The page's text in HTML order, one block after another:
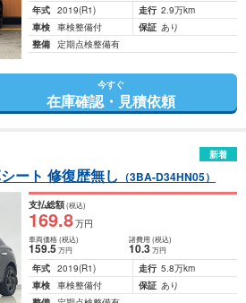
年式 2019(R1) 走行 2.9万km
車検 車検整備付 保証 あり
整備 定期点検整備有
今すぐ
在庫確認・見積依頼
新着
ート 修復歴無し （3BA-D34HN05）
支払総額(税込)
169.8万円
車両価格(税込)
159.5万円
諸費用 (税込)
10.3 万円
年式 2019(R1) 走行 5.8万km
車検 車検整備付 保証 あり